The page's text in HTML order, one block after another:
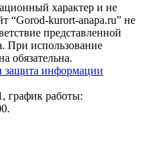
характер и не
“Gorod-kurort-anapa.ru” не
представленной
При использование
обязательна.
защита информации
график работы: